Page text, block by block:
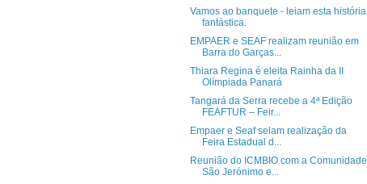
Vamos ao banquete - leiam esta história
fantástica.
EMPAER e SEAF realizam reunião em
Barra do Garças...
Thiara Regina é eleita Rainha da II
Olímpiada Panará
Tangará da Serra recebe a 4ª Edição
FEAFTUR – Feir...
Empaer e Seaf selam realização da
Feira Estadual d...
Reunião do ICMBIO com a Comunidade
São Jerónimo e...